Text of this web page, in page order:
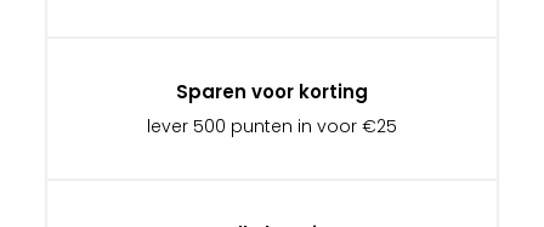
Sparen voor korting
lever 500 punten in voor €25